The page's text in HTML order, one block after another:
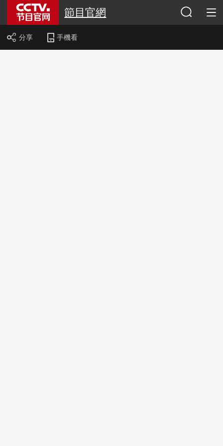
節目官網
分享 手機看